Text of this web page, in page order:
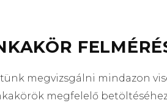
megvizsgálni mindazon
megfelelő